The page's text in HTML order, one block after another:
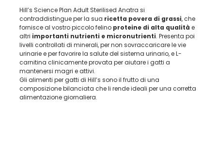
Hill’s Science Plan Adult Sterilised Anatra si
contraddistingue per la sua ricetta povera di grassi, che
fornisce al vostro piccolo felino proteine di alta qualità e
altri importanti nutrienti e micronutrienti. Presenta poi
livelli controllati di minerali, per non sovraccaricare le vie
urinarie e per favorire la salute del sistema urinario, e L-
carnitina clinicamente provata per aiutare i gatti a
mantenersi magri e attivi.
Gli alimenti per gatti di Hill’s sono il frutto di una
composizione bilanciata che li rende ideali per una corretta
alimentazione giornaliera.